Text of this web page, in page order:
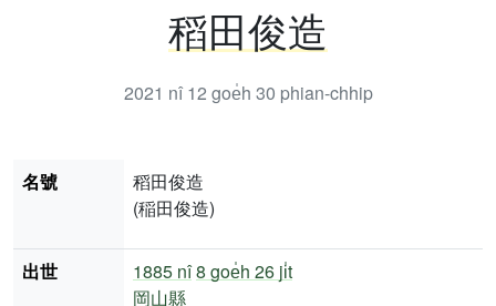
稻田俊造
2021 nî 12 goe̍h 30 phian-chhip
名號
稻田俊造
(稲田俊造)
出世 1885 nî8 goe̍h 26 ji̍t
岡山縣